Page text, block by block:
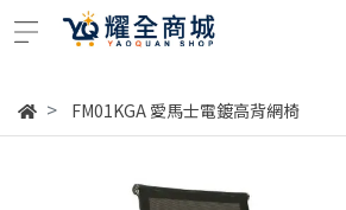
FM01KGA 愛馬士電鍍高背網椅